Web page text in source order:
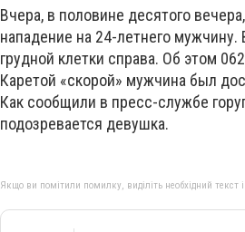
Вчера, в половине десятого
нападение на 24-летнего
грудной клетки справа. Об этом
Каретой «скорой» мужчина был
Как сообщили в пресс-службе
подозревается девушка.
Якщо ви помітили помилку, виділіть необхідний текст